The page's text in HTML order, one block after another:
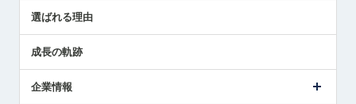
解決策提案
選ばれる理由
成長の軌跡
企業情報